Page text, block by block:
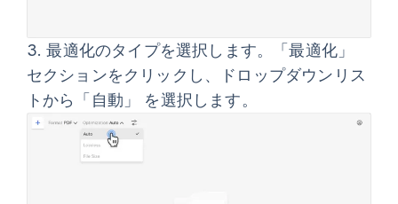
3. 最適化のタイプを選択します。
「最適化」
セクションをクリックし、ドロップダウンリス
トから
「自動」 を選択します。